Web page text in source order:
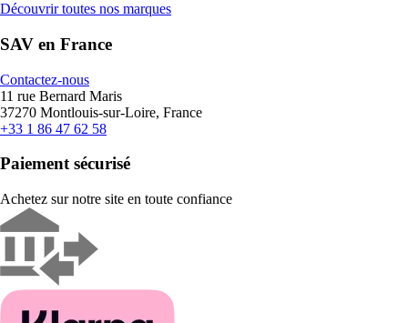
Découvrir toutes nos marques
SAV en France
Contactez-nous
11 rue Bernard Maris
37270 Montlouis-sur-Loire, France
+33 1 86 47 62 58
Paiement sécurisé
Achetez sur notre site en toute confiance